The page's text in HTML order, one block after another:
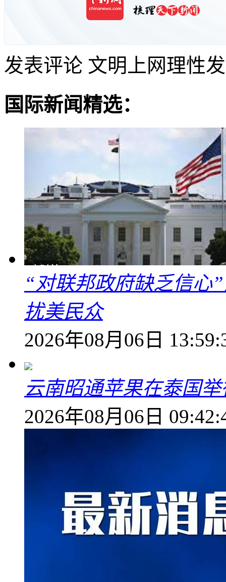
发表评论 文明上网理性
国际新闻精选：
“对联邦政府缺乏信心
扰美民众
2026年08月06日
云南昭通苹果在泰国
2026年08月06日